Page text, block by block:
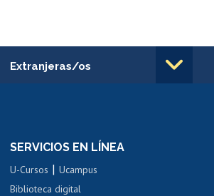
Extranjeras/os
Cursos de español
SERVICIOS EN LÍNEA
U-Cursos |Ucampus
Biblioteca digital